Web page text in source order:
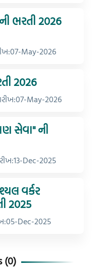
ભરતી 2026
May-2026
2026
May-2026
સેવા" ની
Dec-2025
વર્કર
2025
Dec-2025
(0)